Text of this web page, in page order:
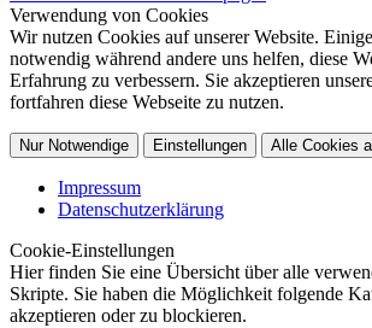
Verwendung von Cookies
Wir nutzen Cookies auf unserer Website.
notwendig während andere uns helfen, diese
Erfahrung zu verbessern. Sie akzeptieren
fortfahren diese Webseite zu nutzen.
Nur Notwendige Einstellungen Alle Cookies
Impressum
Datenschutzerklärung
Cookie-Einstellungen
Hier finden Sie eine Übersicht über alle
Skripte. Sie haben die Möglichkeit folgende
akzeptieren oder zu blockieren.